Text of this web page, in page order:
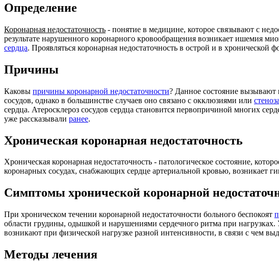
Определение
Коронарная недостаточность - понятие в медицине, которое связывают с
результате нарушенного коронарного кровообращения возникает ишемия
сердца. Проявляться коронарная недостаточность в острой и в хронической
Причины
Каковы причины коронарной недостаточности? Данное состояние
сосудов, однако в большинстве случаев оно связано с окклюзиями или
сердца. Атеросклероз сосудов сердца становится первопричиной многих
уже рассказывали ранее.
Хроническая коронарная недостаточность
Хроническая коронарная недостаточность - патологическое состояние,
коронарных сосудах, снабжающих сердце артериальной кровью, возникает
Симптомы хронической коронарной
При хроническом течении коронарной недостаточности больного беспокоят
области грудины, одышкой и нарушениями сердечного ритма при
возникают при физической нагрузке разной интенсивности, в связи с чем
Методы лечения